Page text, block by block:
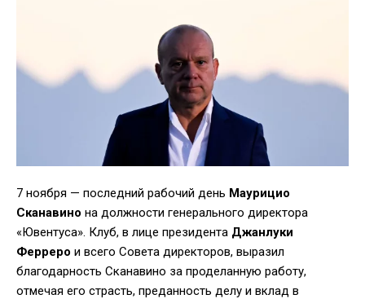
7 ноября — последний рабочий день Маурицио
Сканавино на должности генерального директора
«Ювентуса». Клуб, в лице президента Джанлуки
Ферреро и всего Совета директоров, выразил
благодарность Сканавино за проделанную работу,
отмечая его страсть, преданность делу и вклад в